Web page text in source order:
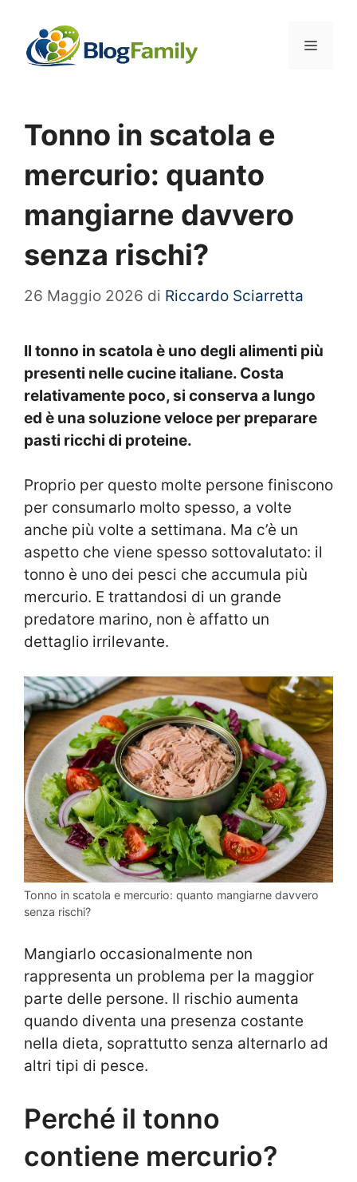
contenuto
Menu
Tonno in scatola e
mercurio: quanto
mangiarne davvero
senza rischi?
26 Maggio 2026 di Riccardo Sciarretta
Il tonno in scatola è uno degli alimenti più
presenti nelle cucine italiane. Costa
relativamente poco, si conserva a lungo
ed è una soluzione veloce per preparare
pasti ricchi di proteine.
Proprio per questo molte persone finiscono
per consumarlo molto spesso, a volte
anche più volte a settimana. Ma c’è un
aspetto che viene spesso sottovalutato: il
tonno è uno dei pesci che accumula più
mercurio. E trattandosi di un grande
predatore marino, non è affatto un
dettaglio irrilevante.
Tonno in scatola e mercurio: quanto mangiarne davvero
senza rischi?
Mangiarlo occasionalmente non
rappresenta un problema per la maggior
parte delle persone. Il rischio aumenta
quando diventa una presenza costante
nella dieta, soprattutto senza alternarlo ad
altri tipi di pesce.
Perché il tonno
contiene mercurio?